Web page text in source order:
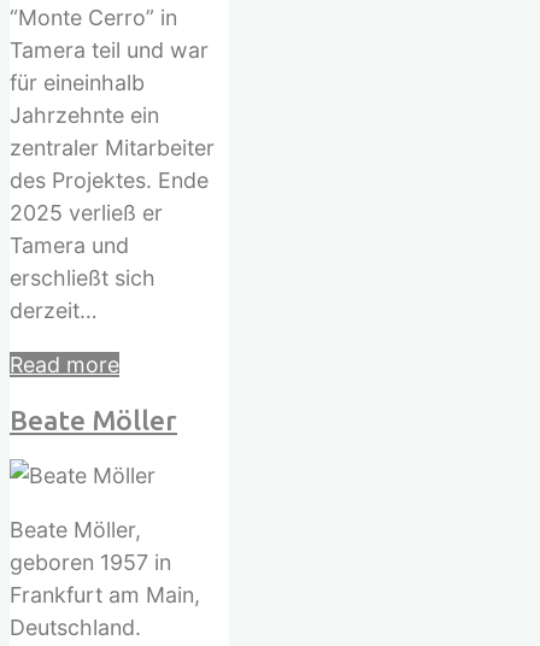
“Monte Cerro” in
Tamera teil und war
für eineinhalb
Jahrzehnte ein
zentraler Mitarbeiter
des Projektes. Ende
2025 verließ er
Tamera und
erschließt sich
derzeit…
Read more"Martin
Beate Möller
Beate Möller,
geboren 1957 in
Frankfurt am Main,
Deutschland.